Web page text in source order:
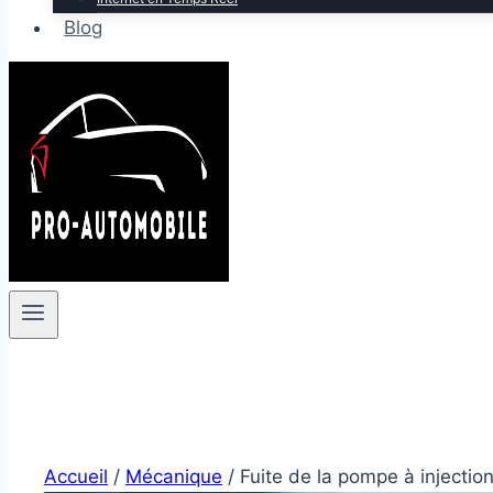
Blog
Accueil / Mécanique / Fuite de la pompe à injection